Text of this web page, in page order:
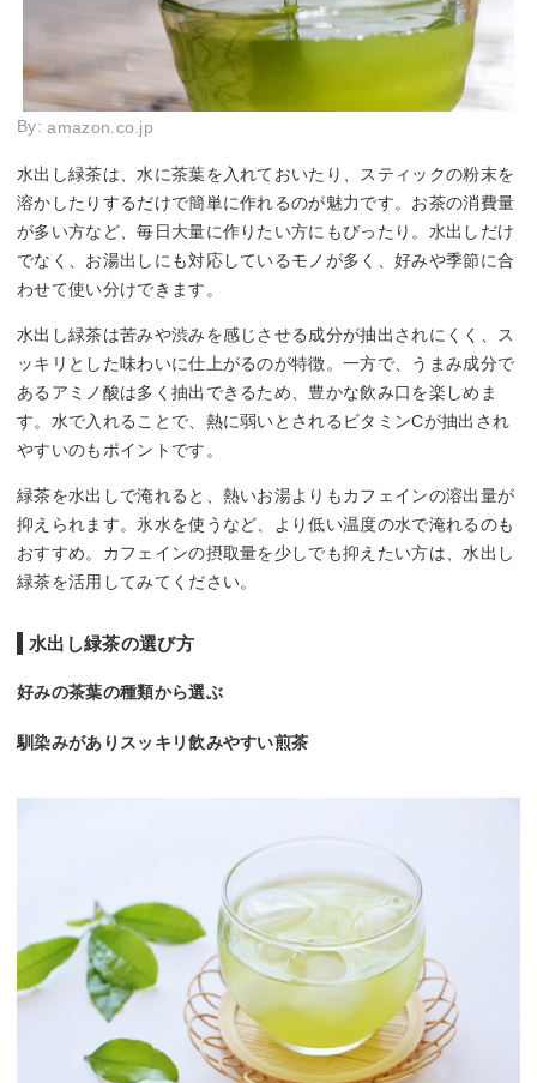
By:amazon.co.jp
水出し緑茶は、水に茶葉を入れておいたり、スティックの粉末を
溶かしたりするだけで簡単に作れるのが魅力です。お茶の消費量
が多い方など、毎日大量に作りたい方にもぴったり。水出しだけ
でなく、お湯出しにも対応しているモノが多く、好みや季節に合
わせて使い分けできます。
水出し緑茶は苦みや渋みを感じさせる成分が抽出されにくく、ス
ッキリとした味わいに仕上がるのが特徴。一方で、うまみ成分で
あるアミノ酸は多く抽出できるため、豊かな飲み口を楽しめま
す。水で入れることで、熱に弱いとされるビタミンCが抽出され
やすいのもポイントです。
緑茶を水出しで淹れると、熱いお湯よりもカフェインの溶出量が
抑えられます。氷水を使うなど、より低い温度の水で淹れるのも
おすすめ。カフェインの摂取量を少しでも抑えたい方は、水出し
緑茶を活用してみてください。
水出し緑茶の選び方
好みの茶葉の種類から選ぶ
馴染みがありスッキリ飲みやすい煎茶